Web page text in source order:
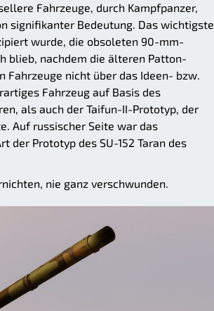
Fahrzeuge, durch Kampfpanzer,
signifikanter Bedeutung. Das wichtigste
wurde, die obsoleten 90-mm-
blieb, nachdem die älteren Patton-
nicht über das Ideen- bzw.
Fahrzeug auf Basis des
als auch der Taifun-II-Prototyp, der
Auf russischer Seite war das
der Prototyp des SU-152 Taran des
nie ganz verschwunden.